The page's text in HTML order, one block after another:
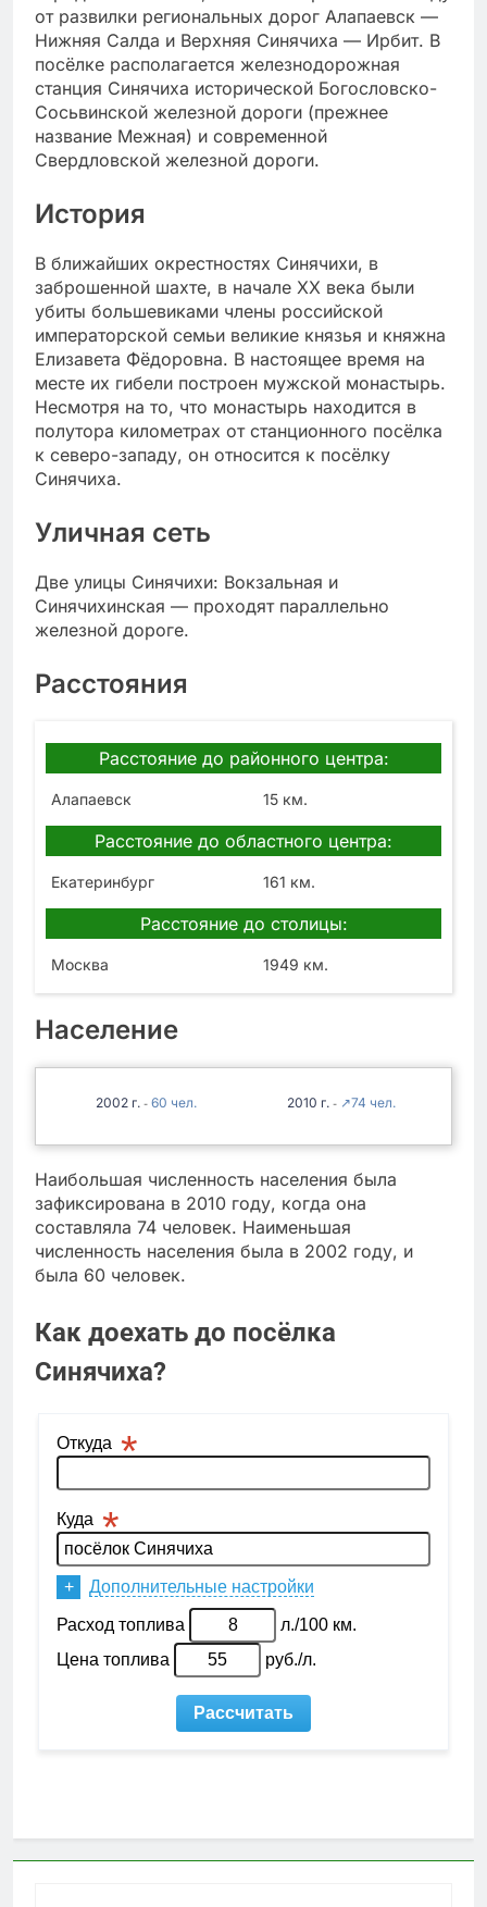
от развилки региональных дорог Алапаевск —
Нижняя Салда и Верхняя Синячиха — Ирбит. В
посёлке располагается железнодорожная
станция Синячиха исторической Богословско-
Сосьвинской железной дороги (прежнее
название Межная) и современной
Свердловской железной дороги.
История
В ближайших окрестностях Синячихи, в
заброшенной шахте, в начале XX века были
убиты большевиками члены российской
императорской семьи великие князья и княжна
Елизавета Фёдоровна. В настоящее время на
месте их гибели построен мужской монастырь.
Несмотря на то, что монастырь находится в
полутора километрах от станционного посёлка
к северо-западу, он относится к посёлку
Синячиха.
Уличная сеть
Две улицы Синячихи: Вокзальная и
Синячихинская — проходят параллельно
железной дороге.
Расстояния
Расстояние до районного центра:
Алапаевск 15 км.
Расстояние до областного центра:
Екатеринбург 161 км.
Расстояние до столицы:
Москва 1949 км.
Население
2002 - 60 2010 - ↗74
Наибольшая численность населения была
зафиксирована в 2010 году, когда она
составляла 74 человек. Наименьшая
численность населения была в 2002 году, и
была 60 человек.
Как доехать до посёлка
Синячиха?